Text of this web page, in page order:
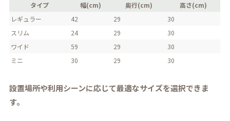
タイプ 幅(cm) 奥行(cm)
高さ(cm)
レギュラー
42 29
30
スリム
24 29
30
ワイド
59 29
30
ミニ
30 29 30
設置場所や利用シーンに応じて最適なサイズを選択できま
す。